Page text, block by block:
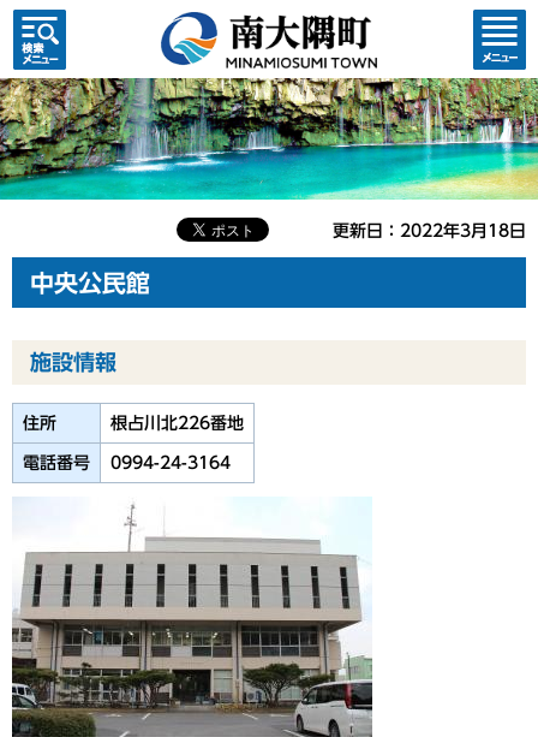
検索・
共通メ
ニュー
コンテ
ンツメ
ニュー
更新日：2022年3月18日
中央公民館
施設情報
住所 根占川北226番地
電話番号 0994-24-3164